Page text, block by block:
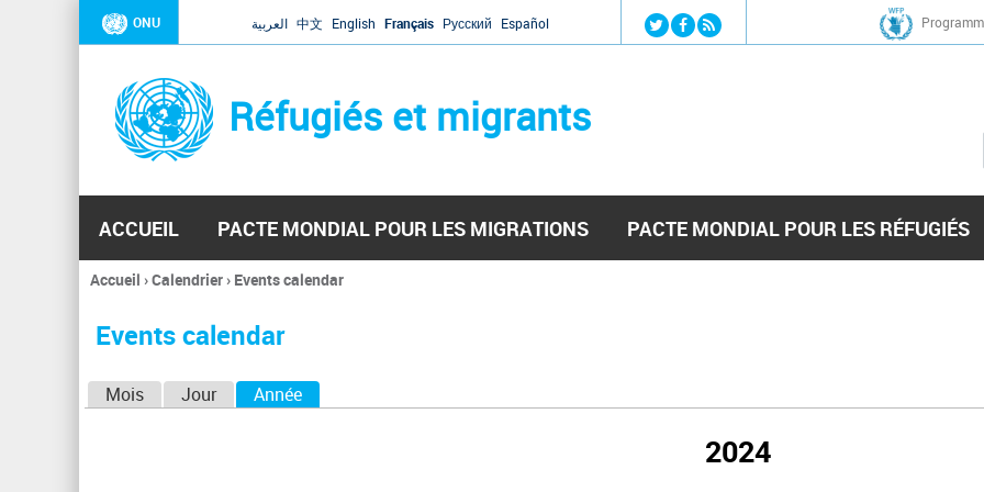
Jump to navigation
ONU العربية 中文 English Français Русский Español
Réfugiés et migrants
ACCUEIL PACTE MONDIAL POUR LES MIGRATIONS PACTE MONDIAL POUR LES RÉFUGIÉS
Vous
ici
Accueil ›Calendrier› Events calendar
Events calendar
Mois Jour Année
2024